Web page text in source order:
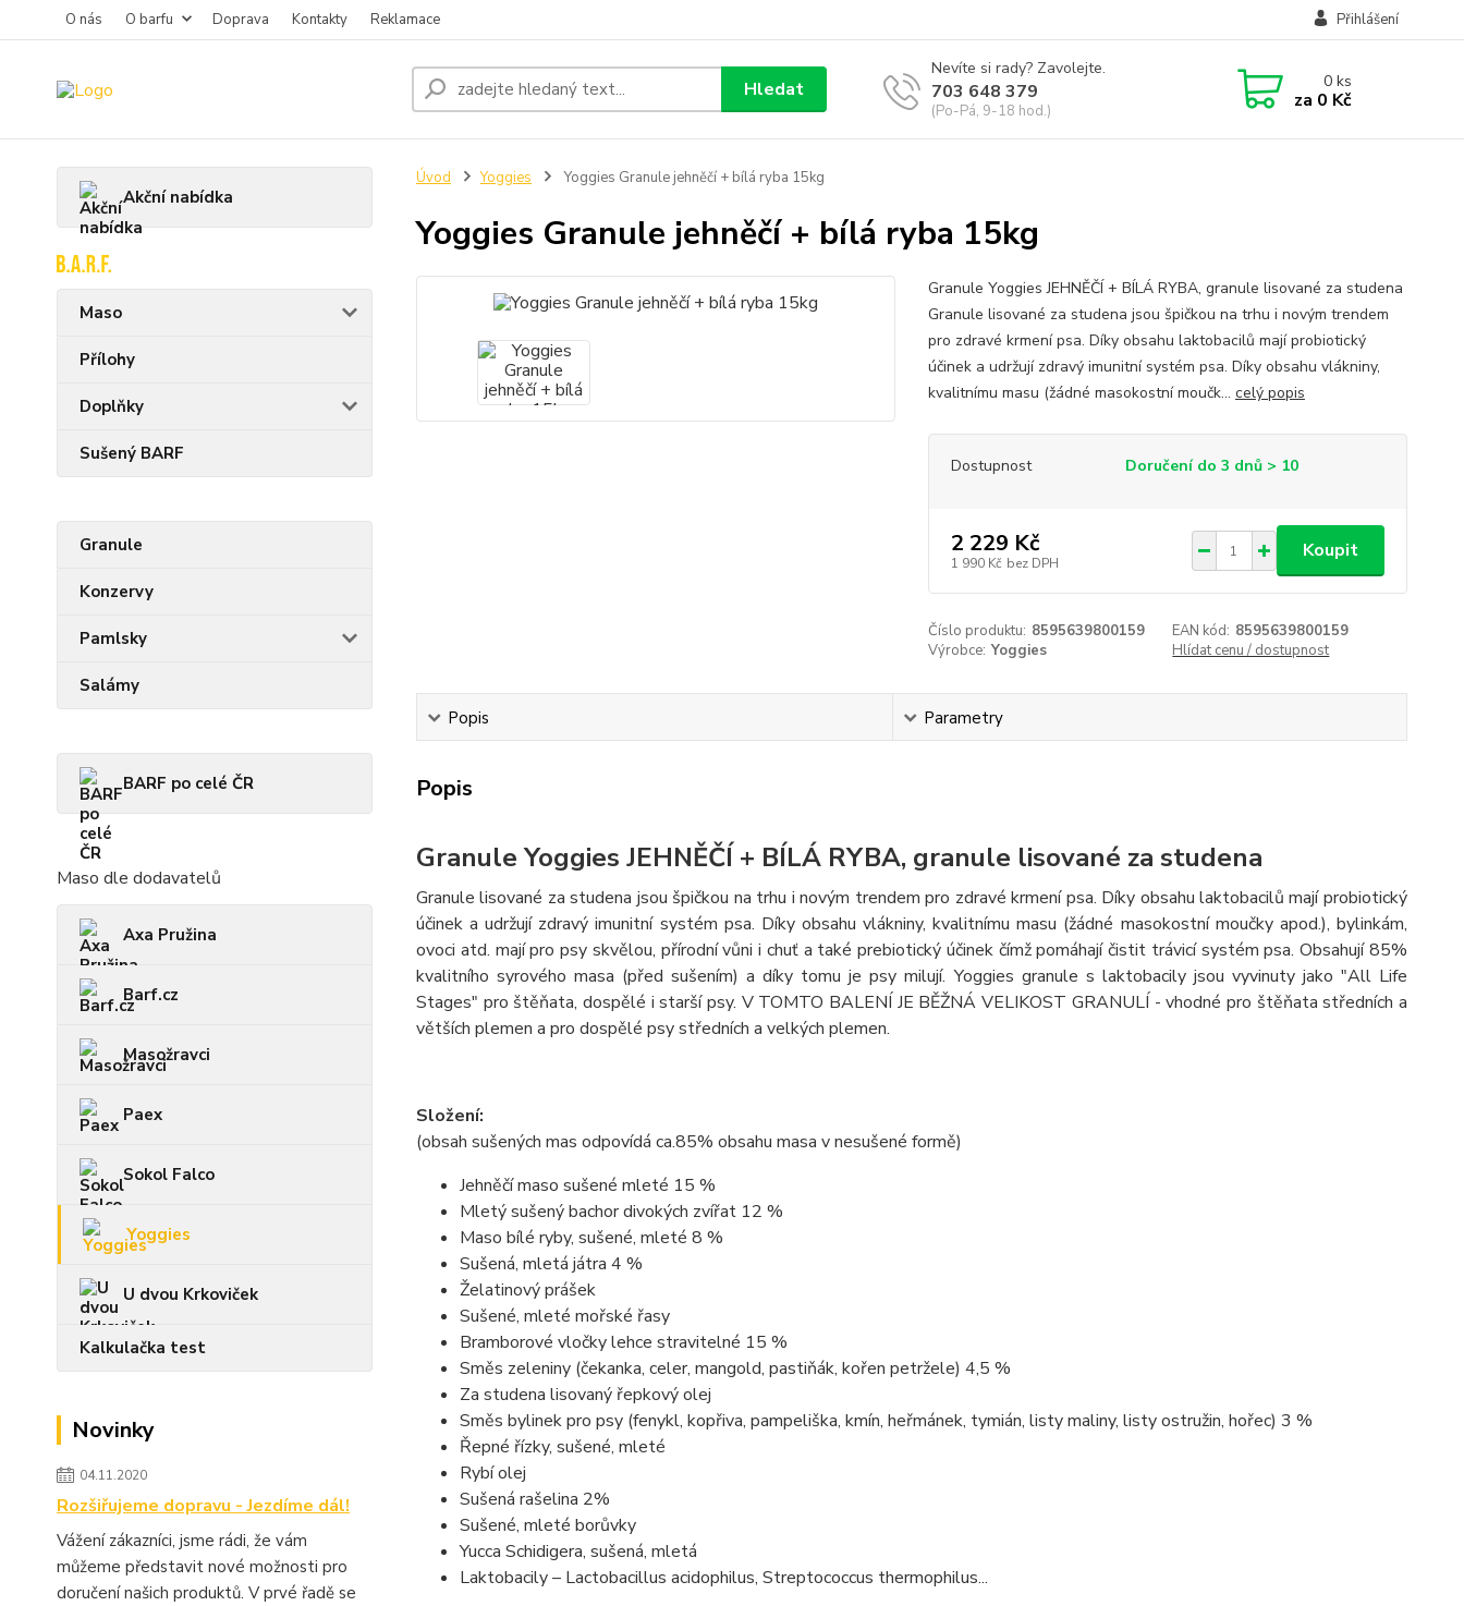
O nás O barfu Doprava Kontakty Reklamace Přihlášení
Hledat
Nevíte si rady? Zavolejte.
703 648 379
(Po-Pá, 9-18 hod.)
0ks
za 0 Kč
Akční nabídka
Maso
Přílohy
Doplňky
Sušený BARF
Granule
Konzervy
Pamlsky
Salámy
BARF po celé ČR
Maso dle dodavatelů
Axa Pružina
Barf.cz
Masožravci
Paex
Sokol Falco
Yoggies
U dvou Krkoviček
Kalkulačka test
Novinky
04.11.2020
Rozšiřujeme dopravu - Jezdíme dál!
Vážení zákazníci, jsme rádi, že vám
můžeme představit nové možnosti pro
doručení našich produktů. V prvé řadě se
Úvod Yoggies Yoggies Granule jehněčí + bílá ryba 15kg
Yoggies Granule jehněčí + bílá ryba 15kg
Granule Yoggies JEHNĚČÍ + BÍLÁ RYBA, granule lisované za studena
Granule lisované za studena jsou špičkou na trhu i novým trendem
pro zdravé krmení psa. Díky obsahu laktobacilů mají probiotický
účinek a udržují zdravý imunitní systém psa. Díky obsahu vlákniny,
kvalitnímu masu (žádné masokostní moučk... celý popis
Dostupnost Doručení do 3 dnů > 10
2 229 Kč
1 990 Kč bez DPH
Koupit
Číslo produktu: 8595639800159 EAN kód: 8595639800159
Výrobce: Yoggies Hlídat cenu / dostupnost
Popis Parametry
Popis
Granule Yoggies JEHNĚČÍ + BÍLÁ RYBA, granule lisované za studena
Granule lisované za studena jsou špičkou na trhu i novým trendem pro zdravé krmení psa. Díky obsahu laktobacilů mají probiotický
účinek a udržují zdravý imunitní systém psa. Díky obsahu vlákniny, kvalitnímu masu (žádné masokostní moučky apod.), bylinkám,
ovoci atd. mají pro psy skvělou, přírodní vůni i chuť a také prebiotický účinek čímž pomáhají čistit trávicí systém psa. Obsahují 85%
kvalitního syrového masa (před sušením) a díky tomu je psy milují. Yoggies granule s laktobacily jsou vyvinuty jako "All Life
Stages" pro štěňata, dospělé i starší psy. V TOMTO BALENÍ JE BĚŽNÁ VELIKOST GRANULÍ - vhodné pro štěňata středních a
větších plemen a pro dospělé psy středních a velkých plemen.
Složení:
(obsah sušených mas odpovídá ca.85% obsahu masa v nesušené formě)
Jehněčí maso sušené mleté 15 %
Mletý sušený bachor divokých zvířat 12 %
Maso bílé ryby, sušené, mleté 8 %
Sušená, mletá játra 4 %
Želatinový prášek
Sušené, mleté mořské řasy
Bramborové vločky lehce stravitelné 15 %
Směs zeleniny (čekanka, celer, mangold, pastiňák, kořen petržele) 4,5 %
Za studena lisovaný řepkový olej
Směs bylinek pro psy (fenykl, kopřiva, pampeliška, kmín, heřmánek, tymián, listy maliny, listy ostružin, hořec) 3 %
Řepné řízky, sušené, mleté
Rybí olej
Sušená rašelina 2%
Sušené, mleté borůvky
Yucca Schidigera, sušená, mletá
Laktobacily – Lactobacillus acidophilus, Streptococcus thermophilus...